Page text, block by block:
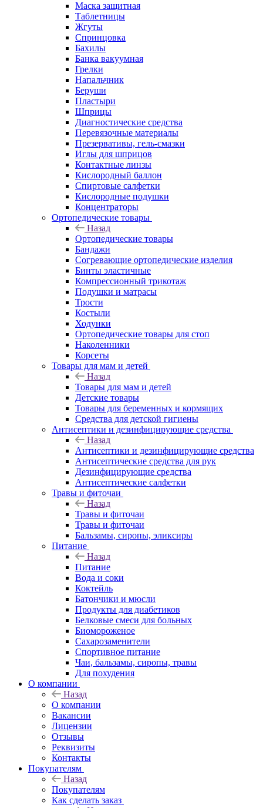
Маска защитная
Таблетницы
Жгуты
Спринцовка
Бахилы
Банка вакуумная
Грелки
Напальчник
Беруши
Пластыри
Шприцы
Диагностические средства
Перевязочные материалы
Презервативы, гель-смазки
Иглы для шприцов
Контактные линзы
Кислородный баллон
Спиртовые салфетки
Кислородные подушки
Концентраторы
Ортопедические товары
Назад
Ортопедические товары
Бандажи
Согревающие ортопедические изделия
Бинты эластичные
Компрессионный трикотаж
Подушки и матрасы
Трости
Костыли
Ходунки
Ортопедические товары для стоп
Наколенники
Корсеты
Товары для мам и детей
Назад
Товары для мам и детей
Детские товары
Товары для беременных и кормящих
Средства для детской гигиены
Антисептики и дезинфицирующие средства
Назад
Антисептики и дезинфицирующие средства
Антисептические средства для рук
Дезинфицирующие средства
Антисептические салфетки
Травы и фиточаи
Назад
Травы и фиточаи
Травы и фиточаи
Бальзамы, сиропы, эликсиры
Питание
Назад
Питание
Вода и соки
Коктейль
Батончики и мюсли
Продукты для диабетиков
Белковые смеси для больных
Биомороженое
Сахарозаменители
Спортивное питание
Чаи, бальзамы, сиропы, травы
Для похудения
О компании
Назад
О компании
Вакансии
Лицензии
Отзывы
Реквизиты
Контакты
Покупателям
Назад
Покупателям
Как сделать заказ